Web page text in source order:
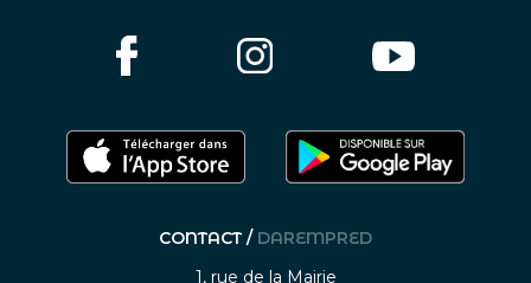
CONTACT / DAREMPRED
1, rue de la Mairie